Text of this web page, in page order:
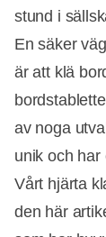
stund i
En säker
är att klä
av noga
unik och har
Vårt hjärta
den här